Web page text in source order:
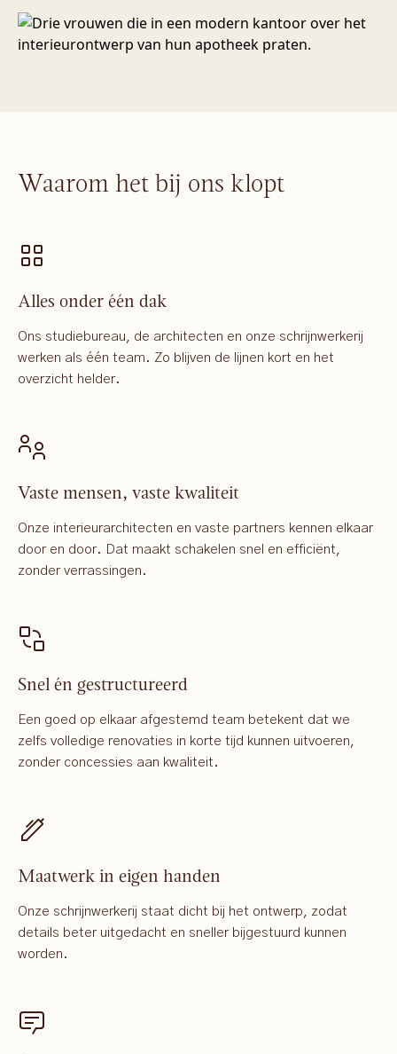
Waarom het bij ons klopt
Alles onder één dak
Ons studiebureau, de architecten en onze schrijnwerkerij
werken als één team. Zo blijven de lijnen kort en het
overzicht helder.
Vaste mensen, vaste kwaliteit
Onze interieurarchitecten en vaste partners kennen elkaar
door en door. Dat maakt schakelen snel en efficiënt,
zonder verrassingen.
Snel én gestructureerd
Een goed op elkaar afgestemd team betekent dat we
zelfs volledige renovaties in korte tijd kunnen uitvoeren,
zonder concessies aan kwaliteit.
Maatwerk in eigen handen
Onze schrijnwerkerij staat dicht bij het ontwerp, zodat
details beter uitgedacht en sneller bijgestuurd kunnen
worden.